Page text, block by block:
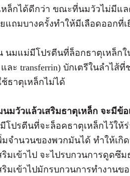
ล็กได้ดีกว่า ขณะที่นมวัวไม่มีแล
แถมบางครั้งทำให้มีเลือดออกที่
นมแม่มีโปรตีนที่ล็อกธาตุเหล็กใ
และ transferrin) บักเตรีในลำไ
ช้ธาตุเหล็กไม่ได้
มวัวแล้วเสริมธาตุเหล็ก จะมีข้อ
โปรตีนที่จะล็อคธาตุเหล็กไว้ให้
มจำนวนของพวกมันได้ ทำให้เกิ
ริมเข้าไป จะไปรบกวนการดูดซึ
ริมเข้าไปมักรบกวนการทำงานข